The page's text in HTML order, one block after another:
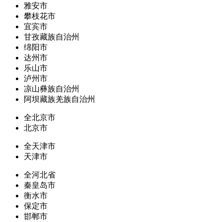
雅安市
攀枝花市
宜宾市
甘孜藏族自治州
绵阳市
达州市
乐山市
泸州市
凉山彝族自治州
阿坝藏族羌族自治州
全北京市
北京市
全天津市
天津市
全河北省
秦皇岛市
衡水市
保定市
邯郸市